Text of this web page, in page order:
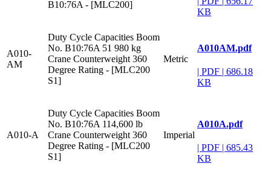
B10:76A - [MLC200]
KB
A010-
AM
Duty Cycle Capacities Boom
No. B10:76A 51 980 kg
Crane Counterweight 360
Degree Rating - [MLC200
S1]
Metric
A010AM.pdf
| PDF | 686.18
KB
A010-A
Duty Cycle Capacities Boom
No. B10:76A 114,600 lb
Crane Counterweight 360
Degree Rating - [MLC200
S1]
Imperial
A010A.pdf
| PDF | 685.43
KB